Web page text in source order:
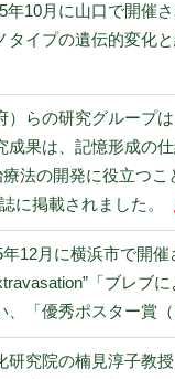
10月に山口で開催
イプの遺伝的変化
らの研究グループ
果は、記憶形成の
法の開発に役立つ
に掲載されました。
12月に横浜市で開
「ブレブ
「優秀ポスター賞
究院の楠見淳子教